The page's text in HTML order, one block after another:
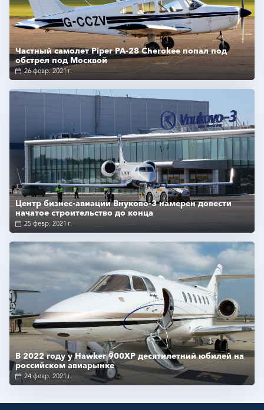
Частный самолет Piper PA-28 Cherokee попал под
обстрел под Москвой
26 февр. 2021 г.
Подробнее
Центр бизнес-авиации Внуково-3 намерен довести
начатое строительство до конца
25 февр. 2021 г.
Подробнее
В 2022 году у Hawker 900XP десятилетний юбилей на
российском авиарынке
24 февр. 2021 г.